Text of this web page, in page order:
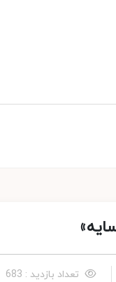
تعداد بازدید : 683